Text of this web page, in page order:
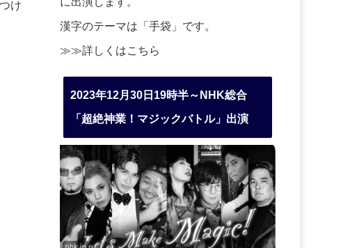
け
漢字のテーマは「手袋」です。
≫≫詳しくはこちら
2023年12月30日19時半～NHK総合
「超絶神業！マジックバトル」出演